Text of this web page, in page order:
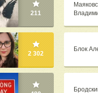
211
2 302
Блок